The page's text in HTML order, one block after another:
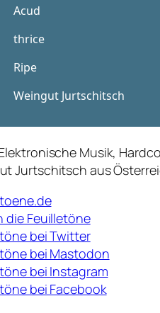
Musik,
Jurtschitsch aus
die Feuilletöne
bei Twitter
bei Mastodon
bei Instagram
bei Facebook